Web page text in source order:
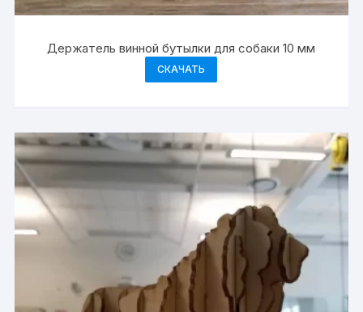
Держатель винной бутылки для собаки 10 мм
СКАЧАТЬ